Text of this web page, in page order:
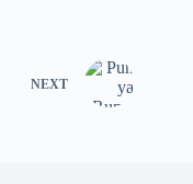
NEXT